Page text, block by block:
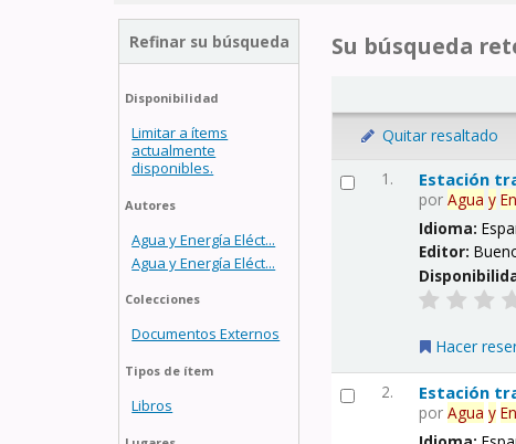
Refinar su búsqueda
Disponibilidad
Limitar a ítems
actualmente
disponibles.
Autores
Agua y Energía Eléct...
Agua y Energía Eléct...
Colecciones
Documentos Externos
Tipos de ítem
Libros
Su búsqueda
Quitar resaltado
1. Estación
porAgua y
Idioma:
Editor:
Hacer
2. Estación
porAgua y